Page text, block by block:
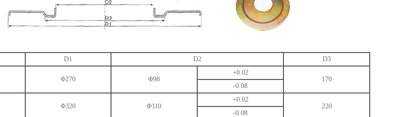
D1 D2 D3
Φ270 Φ98
+0.02
170
-0.08
Φ320 Φ110
+0.02
220
-0.08